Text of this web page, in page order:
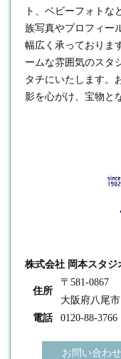
ト、ベビーフォトな
族写真やプロフィー
幅広く承っておりま
ームな雰囲気のスタ
タチにいたします。
影を心がけ、宝物と
株式会社 岡本スタジ
住所
〒581-0867
大阪府八尾
電話
0120-88-3766
お問い合わせ